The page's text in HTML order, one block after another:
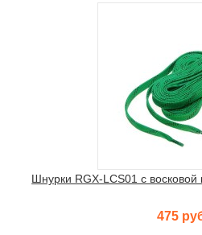
Шнурки RGX-LCS01 с
475